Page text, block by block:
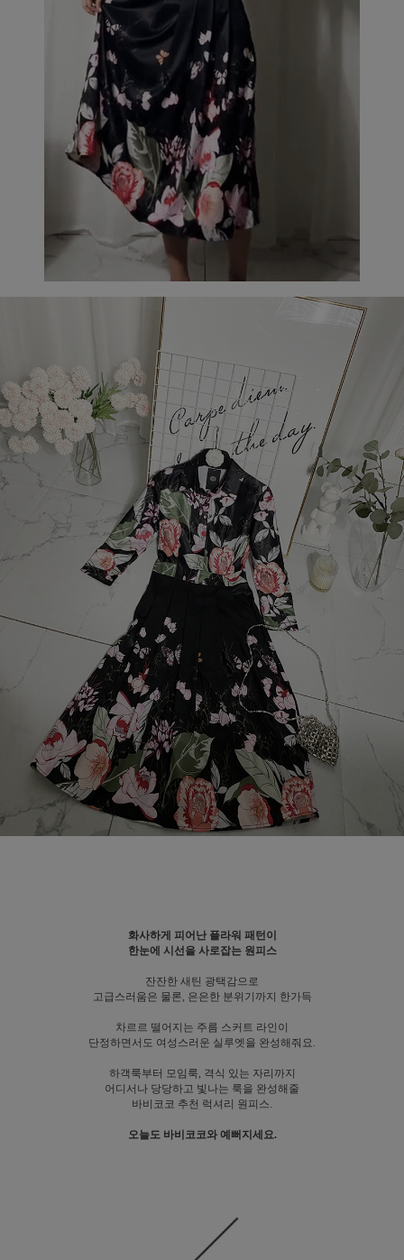
화사하게 피어난 플라워 패턴이
한눈에 시선을 사로잡는 원피스
잔잔한 새틴 광택감으로
고급스러움은 물론, 은은한 분위기까지 한가득
차르르 떨어지는 주름 스커트 라인이
단정하면서도 여성스러운 실루엣을 완성해줘요.
하객룩부터 모임룩, 격식 있는 자리까지
어디서나 당당하고 빛나는 룩을 완성해줄
바비코코 추천 럭셔리 원피스.
오늘도 바비코코와 예뻐지세요.